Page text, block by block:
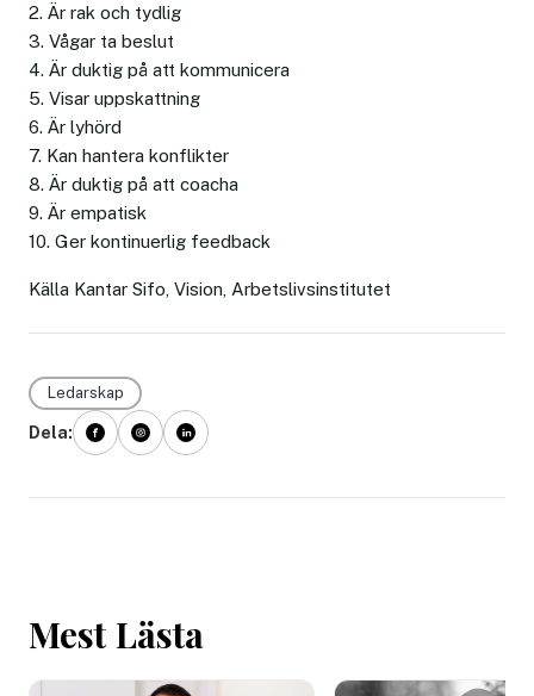
2. Är rak och tydlig
3. Vågar ta beslut
4. Är duktig på att kommunicera
5. Visar uppskattning
6. Är lyhörd
7. Kan hantera konflikter
8. Är duktig på att coacha
9. Är empatisk
10. Ger kontinuerlig feedback
Källa Kantar Sifo, Vision, Arbetslivsinstitutet
Ledarskap
Dela:
Mest Lästa